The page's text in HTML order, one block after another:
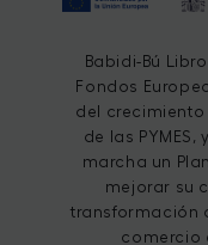
Babidi-Bú
Fondos
del
de las
marcha un
mejorar su
transformación
comercio